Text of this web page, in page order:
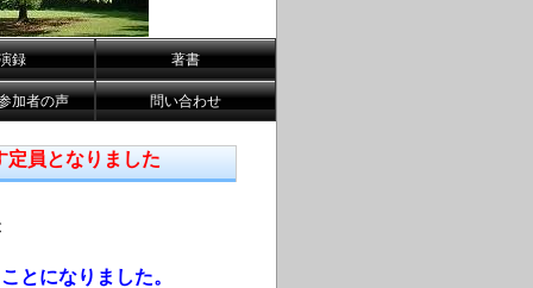
録 著書
加者の声 問い合わせ
定員となりました
とになりました。